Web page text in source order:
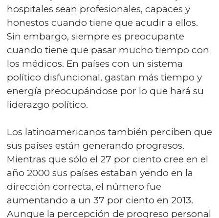
hospitales sean profesionales, capaces y
honestos cuando tiene que acudir a ellos.
Sin embargo, siempre es preocupante
cuando tiene que pasar mucho tiempo con
los médicos. En países con un sistema
político disfuncional, gastan más tiempo y
energía preocupándose por lo que hará su
liderazgo político.
Los latinoamericanos también perciben que
sus países están generando progresos.
Mientras que sólo el 27 por ciento cree en el
año 2000 sus países estaban yendo en la
dirección correcta, el número fue
aumentando a un 37 por ciento en 2013.
Aunque la percepción de progreso personal